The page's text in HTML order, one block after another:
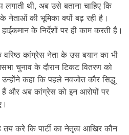
लगाती थी, अब उसे बताना चाहिए कि
नेताओं की भूमिका क्यों बढ़ रही है।
के निर्देशों पर ही काम करती है।
कांग्रेस नेता के उस बयान का भी
चुनाव के दौरान टिकट वितरण को
कहा कि पहले नवजोत कौर सिद्धू
और अब कांग्रेस को इन आरोपों पर
करे कि पार्टी का नेतृत्व आखिर कौन